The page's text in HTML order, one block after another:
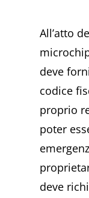
All’atto
deve
codice
proprio
poter
deve